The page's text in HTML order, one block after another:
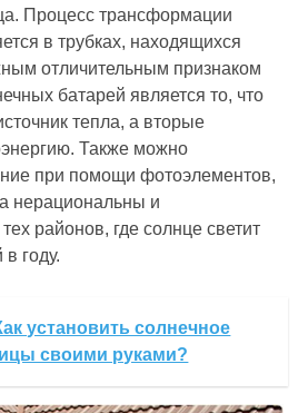
Процесс трансформации
в трубках, находящихся
отличительным признаком
батарей является то, что
тепла, а вторые
Также можно
при помощи фотоэлементов,
нерациональны и
районов, где солнце светит
году.
установить солнечное
своими руками?